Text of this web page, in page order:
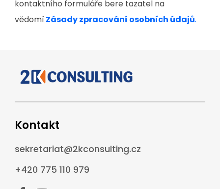
kontaktního formuláře bere tazatel na
vědomíZásady zpracování osobních údajů.
Kontakt
sekretariat@2kconsulting.cz
+420 775 110 979